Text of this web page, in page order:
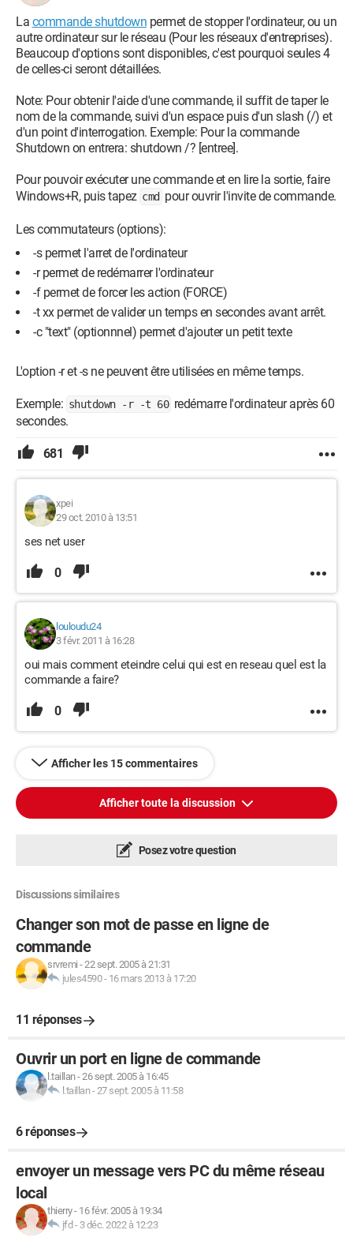
La commande shutdown permet de stopper l'ordinateur, ou un
autre ordinateur sur le réseau (Pour les réseaux d'entreprises).
Beaucoup d'options sont disponibles, c'est pourquoi seules 4
de celles-ci seront détaillées.
Note: Pour obtenir l'aide d'une commande, il suffit de taper le
nom de la commande, suivi d'un espace puis d'un slash (/) et
d'un point d'interrogation. Exemple: Pour la commande
Shutdown on entrera: shutdown /? [entree].
Pour pouvoir exécuter une commande et en lire la sortie, faire
Windows+R, puis tapez cmd pour ouvrir l'invite de commande.
Les commutateurs (options):
-s permet l'arret de l'ordinateur
-r permet de redémarrer l'ordinateur
-f permet de forcer les action (FORCE)
-t xx permet de valider un temps en secondes avant arrêt.
-c "text" (optionnnel) permet d'ajouter un petit texte
L'option -r et -s ne peuvent être utilisées en même temps.
Exemple: shutdown -r -t 60 redémarre l'ordinateur après 60
secondes.
681
xpei
29 oct. 2010 à 13:51
ses net user
0
louloudu24
3 févr. 2011 à 16:28
oui mais comment eteindre celui qui est en reseau quel est la
commande a faire?
0
Afficher les 15 commentaires
Afficher toute la discussion
Posez votre question
Discussions similaires
Changer son mot de passe en ligne de
commande
srvremi -22 sept. 2005 à 21:31
jules4590- 16 mars 2013 à 17:20
11 réponses
Ouvrir un port en ligne de commande
l.taillan-26 sept. 2005 à 16:45
l.taillan-27 sept. 2005 à 11:58
6 réponses
envoyer un message vers PC du même réseau
local
thierry- 16 févr. 2005 à 19:34
jfd - 3 déc. 2022 à 12:23